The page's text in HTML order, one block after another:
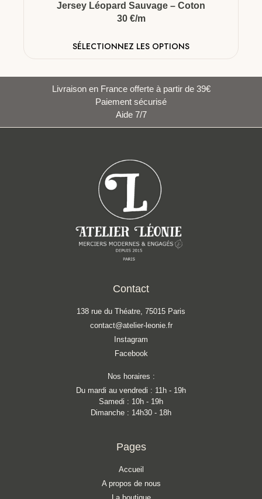
Jersey Léopard Sauvage – Coton
30 €/m
SÉLECTIONNEZ LES OPTIONS
Livraison en France offerte à partir de 39€
Paiement sécurisé
Aide 7/7
Contact
138 rue du Théatre, 75015 Paris
contact@atelier-leonie.fr
Instagram
Facebook
Nos horaires :
Du mardi au vendredi : 11h - 19h
Samedi : 10h - 19h
Dimanche : 14h30 - 18h
Pages
Accueil
A propos de nous